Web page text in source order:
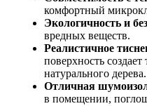
комфортный
Экологичность и
вредных веществ.
Реалистичное
поверхность
натурального дерева.
Отличная
в помещении,